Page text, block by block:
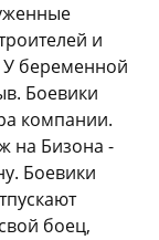
и
У беременной
Боевики
компании.
на Бизона -
Боевики
боец,